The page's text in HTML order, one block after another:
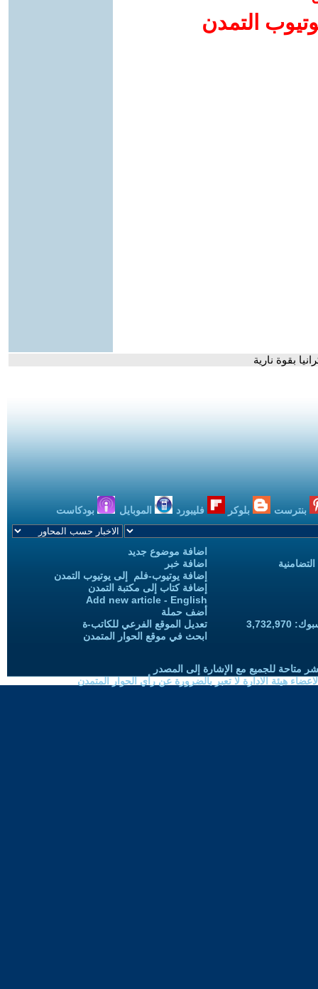
التمدن
بقوة نارية
بنترست بلوكر فليبورد الموبايل بودكاست
اضافة موضوع جديد
اضافة خبر
إضافة يوتيوب-فلم إلى يوتيوب التمدن
إضافة كتاب إلى مكتبة التمدن
Add new article - English
أضف حملة
تعديل الموقع الفرعي للكاتب-ة
ابحث في موقع الحوار المتمدن
متاحة للجميع مع الإشارة إلى المصدر
هيئة الادارة لا تعبر بالضرورة عن رأي الحوار المتمدن